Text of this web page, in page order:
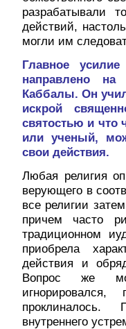
разрабатывали
действий,
могли им
Главное
направлено на
Каббалы. Он
искрой
святостью и что
или ученый,
свои действия.
Любая религия
верующего в
все религии
причем часто
традиционном
приобрела
действия и
Вопрос же
проклиналось.
внутреннего